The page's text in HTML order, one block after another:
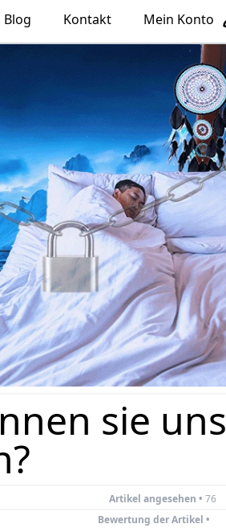
Blog Kontakt Mein Konto
sie uns
Artikel angesehen •76
Bewertung der Artikel •